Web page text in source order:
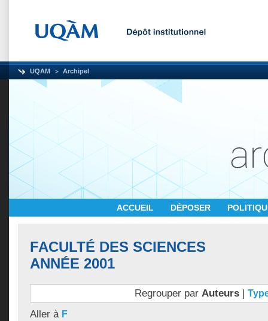
UQAM Archipel
ACCUEIL DÉPOSER
FACULTÉ DES SCIENCES
ANNÉE 2001
Regrouper par Auteurs|
Aller à F